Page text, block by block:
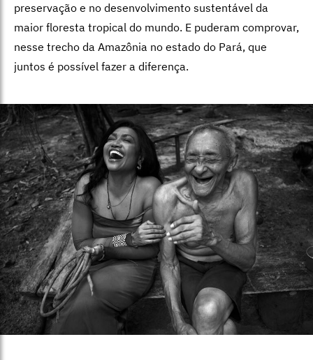
preservação e no desenvolvimento sustentável da
maior floresta tropical do mundo. E puderam comprovar,
nesse trecho da Amazônia no estado do Pará, que
juntos é possível fazer a diferença.